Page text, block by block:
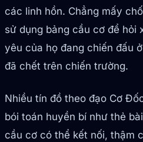
các linh hồn. Chẳng mấy
sử dụng bảng cầu cơ để hỏi
yêu của họ đang chiến đấu
đã chết trên chiến trường.
Nhiều tín đồ theo đạo Cơ
bói toán huyền bí như thẻ
cầu cơ có thể kết nối, thậm